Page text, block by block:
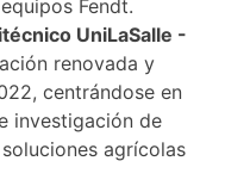
Fendt.
UniLaSalle -
renovada y
centrándose en
investigación de
agrícolas